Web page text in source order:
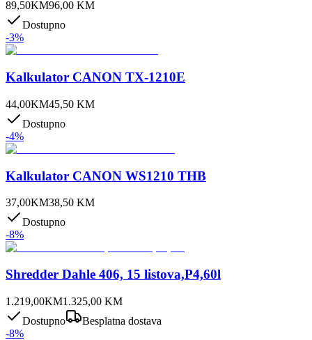
89,50KM96,00 KM
Dostupno
-3%
Kalkulator CANON TX-1210E
44,00KM45,50 KM
Dostupno
-4%
Kalkulator CANON WS1210 THB
37,00KM38,50 KM
Dostupno
-8%
Shredder Dahle 406, 15 listova,P4,60l
1.219,00KM1.325,00 KM
Dostupno
Besplatna dostava
-8%